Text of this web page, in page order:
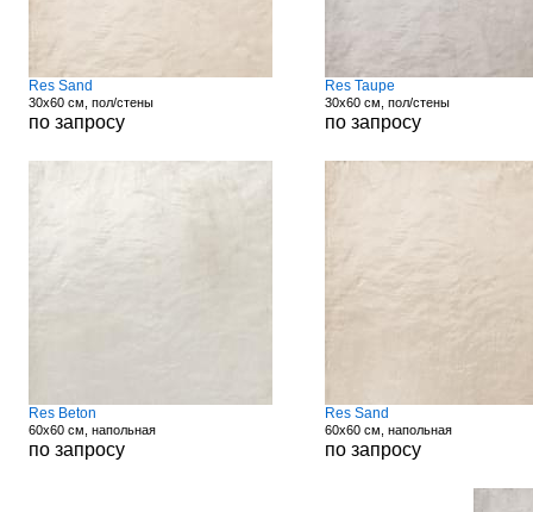
Res Sand
30x60 см, пол/стены
по запросу
Res Taupe
30x60 см, пол/стены
по запросу
Res Beton
60x60 см, напольная
по запросу
Res Sand
60x60 см, напольная
по запросу